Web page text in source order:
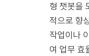
형 챗봇을
적으로 향
작업이나
여 업무 효